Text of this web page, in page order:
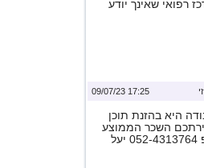
רפואי שאינך יודע
17:25 09/07/23
היא בהזנת תוכן
השכר הממוצע